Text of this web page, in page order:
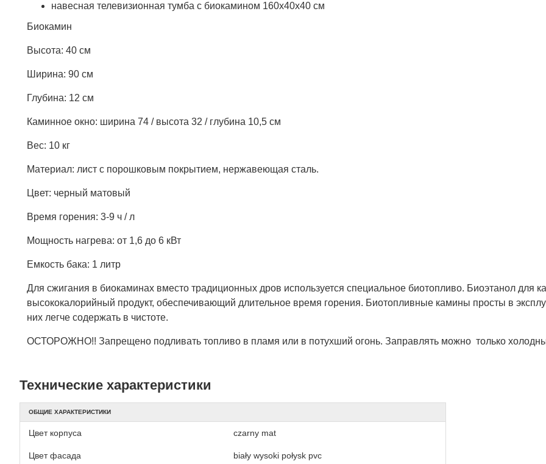
навесная телевизионная тумба с биокамином 160x40x40 см
Биокамин
Высота: 40 см
Ширина: 90 см
Глубина: 12 см
Каминное окно: ширина 74 / высота 32 / глубина 10,5 см
Вес: 10 кг
Материал: лист с порошковым покрытием, нержавеющая сталь.
Цвет: черный матовый
Время горения: 3-9 ч / л
Мощность нагрева: от 1,6 до 6 кВт
Емкость бака: 1 литр
Для сжигания в биокаминах вместо традиционных дров используется специальное биотопливо. Биоэтанол для
высококалорийный продукт, обеспечивающий длительное время горения. Биотопливные камины просты в
них легче содержать в чистоте.
ОСТОРОЖНО!! Запрещено подливать топливо в пламя или в потухший огонь. Заправлять можно только
Технические характеристики
ОБЩИЕ ХАРАКТЕРИСТИКИ
Цвет корпуса czarny mat
Цвет фасада biały wysoki połysk pvc